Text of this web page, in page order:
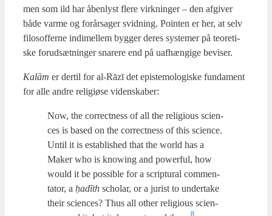
men som ild har åben­lyst fle­re virk­nin­ger – den afgi­ver
både var­me og for­år­sa­ger svid­ning. Poin­ten er her, at selv
filo­sof­fer­ne indi­mel­lem byg­ger deres syste­mer på teo­re­ti­
ske for­ud­sæt­nin­ger sna­re­re end på uaf­hæn­gi­ge bevi­ser.
Kalām er der­til for al-Rāzī det epi­ste­mo­lo­gi­ske fun­da­ment
for alle andre reli­gi­øse viden­ska­ber:
Now, the cor­rect­ness of all the reli­gious sci­en­
ces is based on the cor­rect­ness of this sci­en­ce.
Until it is establis­hed that the world has a
Maker who is knowing and power­ful, how
would it be pos­sib­le for a scrip­tu­ral com­men­
ta­tor, a ḥadīth scho­lar, or a jurist to underta­ke
their sci­en­ces? Thus all other reli­gious sci­en­
8